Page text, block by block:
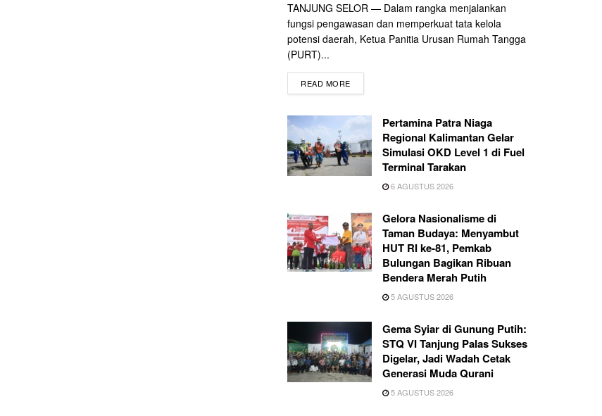
TANJUNG SELOR — Dalam rangka menjalankan
fungsi pengawasan dan memperkuat tata kelola
potensi daerah, Ketua Panitia Urusan Rumah Tangga
(PURT)...
READ MORE
Pertamina Patra Niaga
Regional Kalimantan Gelar
Simulasi OKD Level 1 di Fuel
Terminal Tarakan
6 AGUSTUS 2026
Gelora Nasionalisme di
Taman Budaya: Menyambut
HUT RI ke-81, Pemkab
Bulungan Bagikan Ribuan
Bendera Merah Putih
5 AGUSTUS 2026
Gema Syiar di Gunung Putih:
STQ VI Tanjung Palas Sukses
Digelar, Jadi Wadah Cetak
Generasi Muda Qurani
5 AGUSTUS 2026